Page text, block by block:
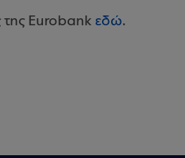
της Eurobank εδώ.